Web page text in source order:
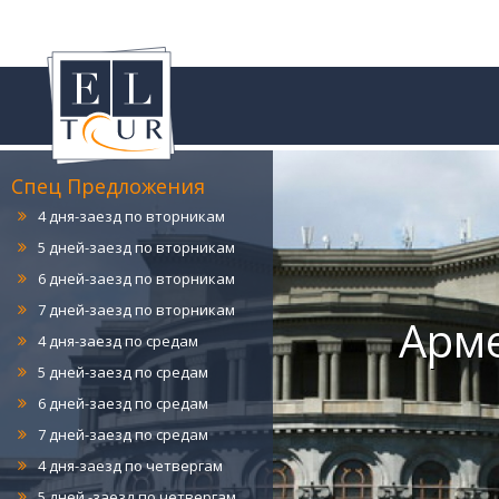
Спец Предложения
4 дня-заезд по понедельникам
5 дней-заезд по понедельникам
6 дней-заезд по понедельникам
4 дня-заезд по вторникам
5 дней-заезд по вторникам
6 дней-заезд по вторникам
4 дня-заезд по средам
5 дней-заезд по средам
6 дней-заезд по средам
7 дней-заезд по средам
4 дня-заезд по четвергам
5 дней -заезд по четвергам